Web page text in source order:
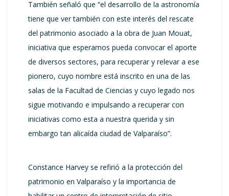
También señaló que “el desarrollo de la astronomía
tiene que ver también con este interés del rescate
del patrimonio asociado a la obra de Juan Mouat,
iniciativa que esperamos pueda convocar el aporte
de diversos sectores, para recuperar y relevar a ese
pionero, cuyo nombre está inscrito en una de las
salas de la Facultad de Ciencias y cuyo legado nos
sigue motivando e impulsando a recuperar con
iniciativas como esta a nuestra querida y sin
embargo tan alicaída ciudad de Valparaíso”.
Constance Harvey se refirió a la protección del
patrimonio en Valparaíso y la importancia de